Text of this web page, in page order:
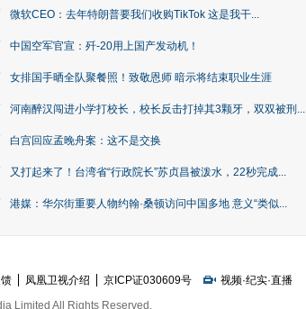
微软CEO：去年特朗普要我们收购TikTok 这是我干...
中国空军官宣：歼-20用上国产发动机！
女排国手晒全队聚餐照！致敬恩师 暗示将结束职业生涯
河南醉汉闯进小学打校长，校长反击打掉其3颗牙，双双被刑...
白宫回应孟晚舟案：这不是交换
又打起来了！台湾省“行政院长”苏贞昌被泼水，22秒完成...
港媒：华尔街重要人物约翰·桑顿访问中国多地 意义“类似...
凤凰卫视介绍 京ICP证030609号 视频·纪实·直播
Limited All Rights Reserved.